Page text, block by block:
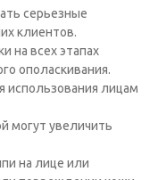
серьезные
клиентов.
на всех этапах
ополаскивания.
использования лицам
могут увеличить
на лице или